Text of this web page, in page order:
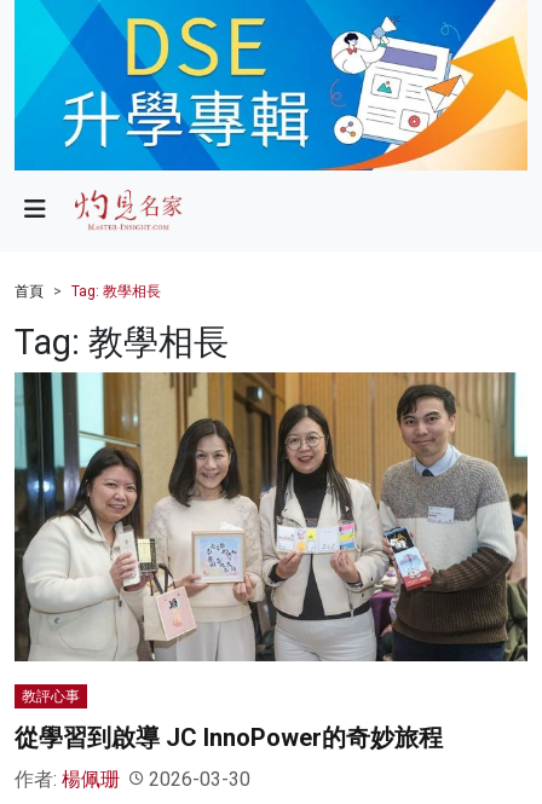
政局
財經
健康
商業
科技
影片
名家榜
灼見活動
首頁 Tag: 教學相長
Tag: 教學相長
教評心事
從學習到啟導 JC InnoPower的奇妙旅程
作者: 楊佩珊 2026-03-30